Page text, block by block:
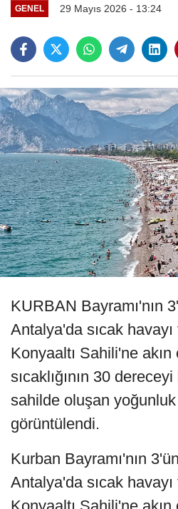
GENEL 29 Mayıs 2026 - 13:24
KURBAN Bayramı'nın
Antalya'da sıcak havayı
Konyaaltı Sahili'ne
sıcaklığının 30
sahilde oluşan
görüntülendi.
Kurban Bayramı'nın
Antalya'da sıcak havayı